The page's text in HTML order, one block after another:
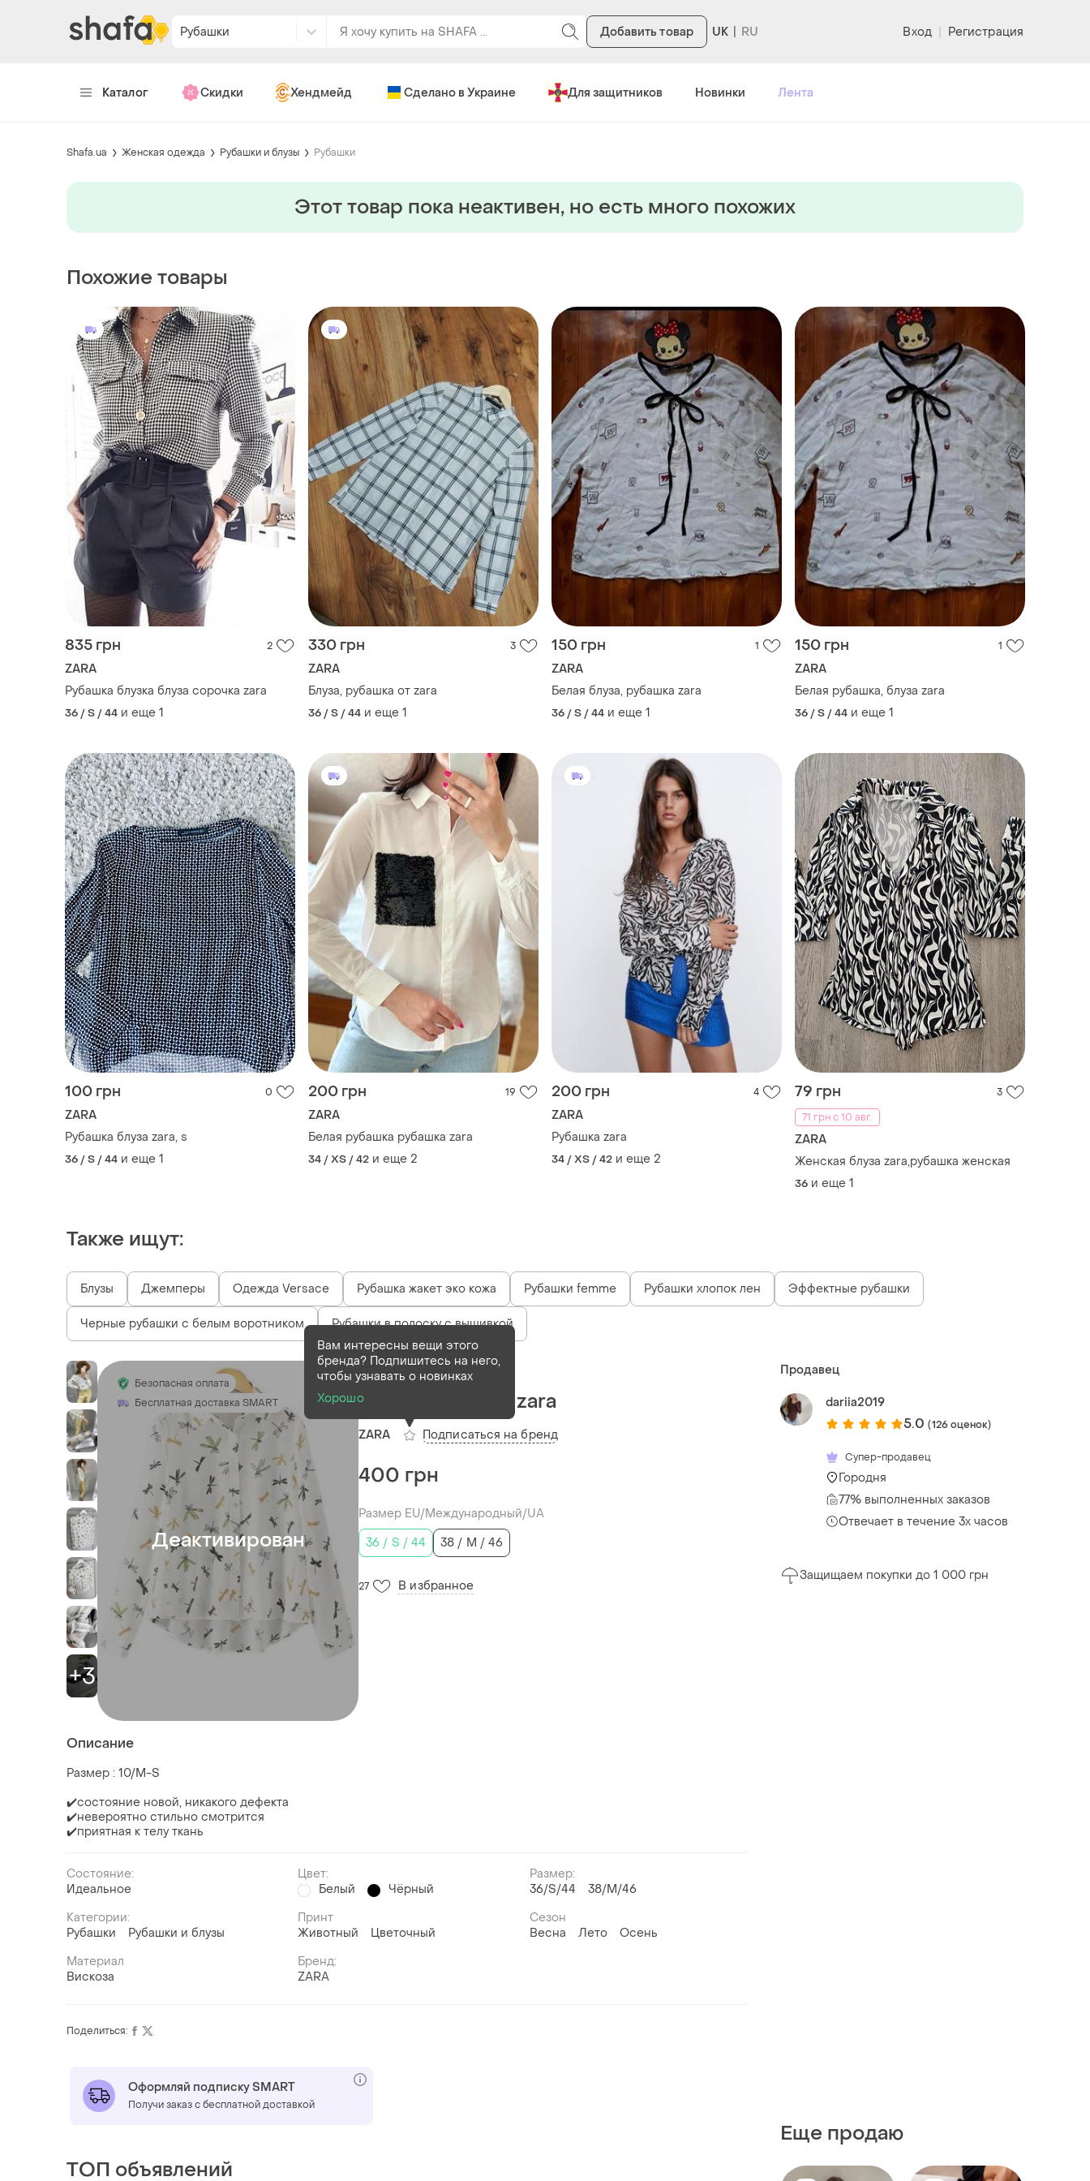
Рубашки Добавить товар UK Вход | Регистрация
Каталог Скидки Хендмейд Сделано в Украине Для защитников Новинки Лента
Shafa.ua Женская одежда Рубашки и блузы Рубашки
Этот товар пока неактивен, но есть много похожих
Похожие товары
835 грн 2
ZARA
Рубашка блузка блуза сорочка zara
36 / S / 44 и еще 1
330 грн 3
ZARA
Блуза, рубашка от zara
36 / S / 44 и еще 1
150 грн 1
ZARA
Белая блуза, рубашка zara
36 / S / 44 и еще 1
150 грн 1
ZARA
Белая рубашка, блуза zara
36 / S / 44 и еще 1
100 грн 0
ZARA
Рубашка блуза zara, s
36 / S / 44 и еще 1
200 грн 19
ZARA
Белая рубашка рубашка zara
34 / XS / 42 и еще 2
200 грн 4
ZARA
Рубашка zara
34 / XS / 42 и еще 2
79 грн
3
71 грн с 10 авг.
ZARA
Женская блуза zara,рубашка женская
36 и еще 1
Также ищут:
Блузы Джемперы Одежда Versace Рубашка жакет эко кожа Рубашки femme Рубашки хлопок лен Эффектные рубашки
Черные рубашки с белым воротником Рубашки в полоску с вышивкой
+3
Безопасная оплата
Бесплатная доставка SMART
Деактивирован
Деактивирован 1 шт
Блуза , рубашка zara
ZARA
Вам интересны вещи этого
бренда? Подпишитесь на него,
чтобы узнавать о новинках
Хорошо
Подписаться на бренд
400 грн
Размер EU/Международный/UA
36 / S / 44
38 / M / 46
27 В избранное
Описание
Размер : 10/M-S
✔️состояние новой, никакого дефекта
✔️невероятно стильно смотрится
✔️приятная к телу ткань
Состояние:
Идеальное
Цвет:
Белый
Чёрный
Размер:
36/S/44
38/M/46
Категории:
Рубашки
Рубашки и блузы
Принт
Животный
Цветочный
Сезон
Весна
Лето
Осень
Материал
Вискоза
Бренд:
ZARA
Продавец
dariia2019
5.0 (126 оценок)
Супер-продавец
Городня
77% выполненных заказов
Отвечает в течение 3х часов
Защищаем покупки до 1 000 грн
Еще продаю
Поделиться:
Оформляй подписку SMART
Получи заказ с бесплатной доставкой
ТОП объявлений